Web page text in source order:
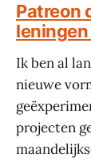
Patreon
Ik ben al
nieuwe
projecten